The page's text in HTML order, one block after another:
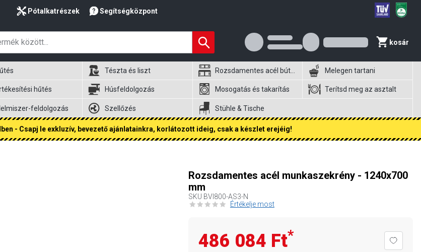
Pótalkatrészek Segítségközpont
kosár
Tészta és liszt Rozsdamentes acél bútorok Melegen tartani
hűtés Húsfeldolgozás Mosogatás és takarítás Terítsd meg az asztalt
feldolgozás Szellőzés Stühle & Tische
- Csapj le exkluzív, bevezető ajánlatainkra, korlátozott ideig, csak a készlet erejéig!
Rozsdamentes acél munkaszekrény - 1240x700
mm
SKU BVI800-AS3-N
Értékelje most
486 084 Ft*